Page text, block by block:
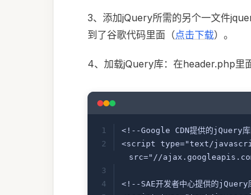
3、添加jQuery所需的另个一文件
到了谷歌代码里面（点击下载）。
4、加载jQuery库：在header.php里
<!--Google CDN提供的jQuery库
<script type="text/
src="//
<!--SAE开发者中心提供的jQuery